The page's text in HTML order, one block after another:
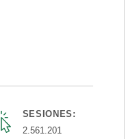
SESIONES:
2.561.201